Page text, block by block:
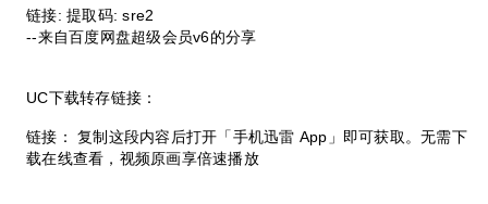
链接: 提取码: sre2
--来自百度网盘超级会员v6的分享
UC下载转存链接：
链接： 复制这段内容后打开「手机迅雷 App」即可获取。无需下
载在线查看，视频原画享倍速播放